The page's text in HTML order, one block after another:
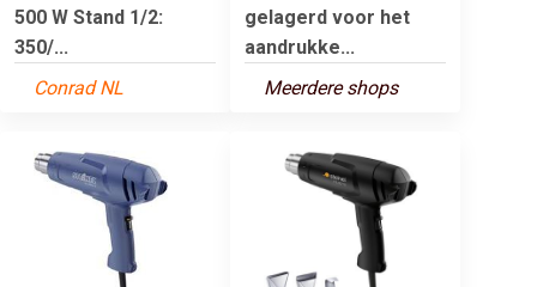
500 W Stand 1/2:
350/...
Conrad NL
gelagerd voor het
aandrukke...
Meerdere shops